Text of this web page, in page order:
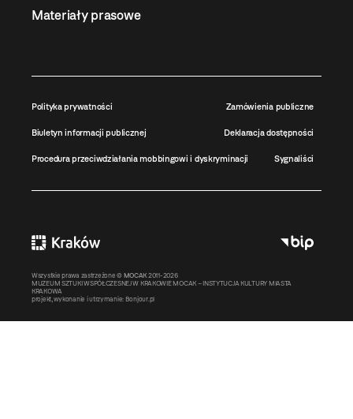
Materiały prasowe
Polityka prywatności Zamówienia publiczne
Biuletyn informacji publicznej Deklaracja dostępności
Procedura przeciwdziałania mobbingowi i dyskryminacji Sygnaliści
Wszystkie prawa zastrzeżone © MOCAK 2011-2026
MUZEUM SZTUKI WSPÓŁCZESNEJ W KRAKOWIE MOCAK – INSTYTUCJA KULTURY MIASTA
KRAKOWA
projekt, wykonanie i utrzymanie: Bonjour.pl